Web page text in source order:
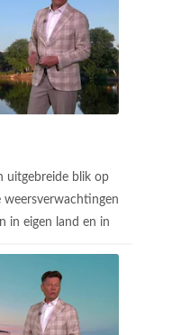
uitgebreide blik op
in eigen land en in